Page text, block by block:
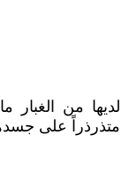
لديها من
متذرذراً على